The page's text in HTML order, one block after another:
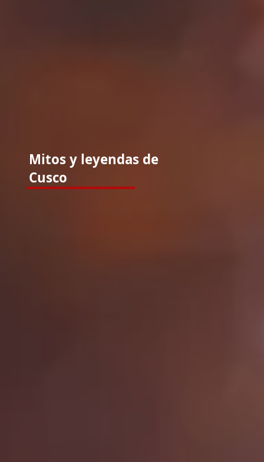
Mitos y leyendas de
Cusco